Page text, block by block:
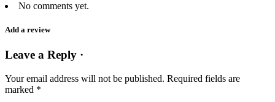
No comments yet.
Add a review
Leave a Reply ·
Your email address will not be published. Required fields are
marked *